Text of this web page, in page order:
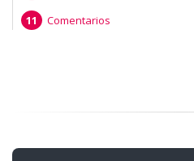
Comentarios